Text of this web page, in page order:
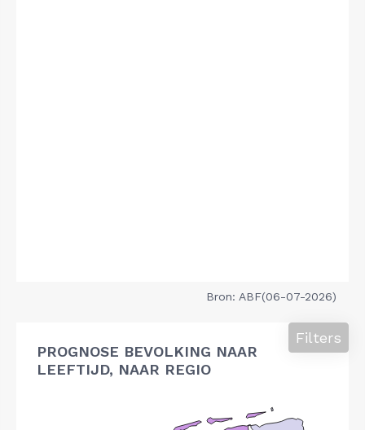
Bron: ABF(06-07-2026)
PROGNOSE BEVOLKING NAAR
LEEFTIJD, NAAR REGIO
Filters